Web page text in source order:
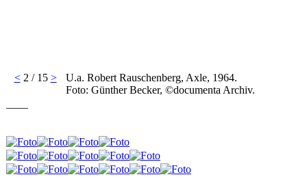
<2 / 15 >
U.a. Robert Rauschenberg, Axle, 1964.
Foto: Günther Becker, ©documenta Archiv.